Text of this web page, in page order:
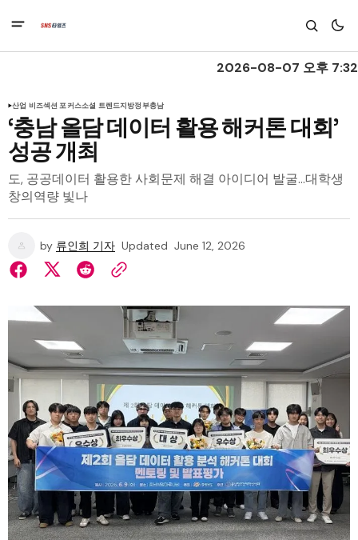
2026-08-07 오후 7:32
산업 비즈섹션 포커스소셜 트렌드지방정부충남
‘충남 올담 데이터 활용 해커톤 대회’
성공 개최
도, 공공데이터 활용한 사회문제 해결 아이디어 발굴…대학생
창의역량 빛나
by 류인희 기자 Updated June 12, 2026